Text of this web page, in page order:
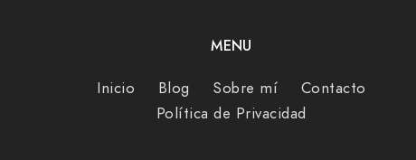
MENU
Inicio Blog Sobre mí
Contacto
Política de Privacidad